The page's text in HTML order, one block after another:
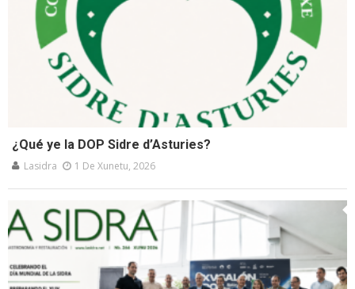
¿Qué ye la DOP Sidre d’Asturies?
Lasidra 1 De Xunetu, 2026